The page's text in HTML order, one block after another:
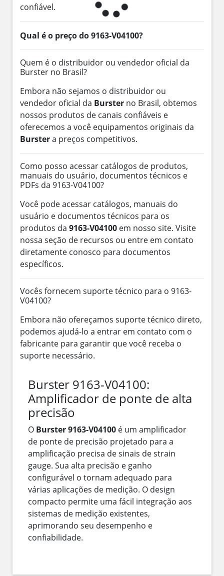
confiável.
Qual é o preço do 9163-V04100?
Quem é o distribuidor ou vendedor oficial da
Burster no Brasil?
Embora não sejamos o distribuidor ou
vendedor oficial da Burster no Brasil, obtemos
nossos produtos de canais confiáveis e
oferecemos a você equipamentos originais da
Burstera preços competitivos.
Como posso acessar catálogos de produtos,
manuais do usuário, documentos técnicos e
PDFs da 9163-V04100?
Você pode acessar catálogos, manuais do
usuário e documentos técnicos para os
produtos da 9163-V04100 em nosso site. Visite
nossa seção de recursos ou entre em contato
diretamente conosco para documentos
específicos.
Vocês fornecem suporte técnico para o 9163-
V04100?
Embora não ofereçamos suporte técnico direto,
podemos ajudá-lo a entrar em contato com o
fabricante para garantir que você receba o
suporte necessário.
Burster 9163-V04100:
Amplificador de ponte de alta
precisão
O Burster 9163-V04100 é um amplificador
de ponte de precisão projetado para a
amplificação precisa de sinais de strain
gauge. Sua alta precisão e ganho
configurável o tornam adequado para
várias aplicações de medição. O design
compacto permite uma fácil integração aos
sistemas de medição existentes,
aprimorando seu desempenho e
confiabilidade.